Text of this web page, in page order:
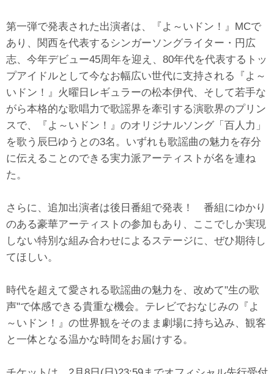
第一弾で発表された出演者は、『よ～いドン！』MCで
あり、関西を代表するシンガーソングライター・円広
志、今年デビュー45周年を迎え、80年代を代表するトッ
プアイドルとして今なお幅広い世代に支持される『よ～
いドン！』火曜日レギュラーの松本伊代、そして若手な
がら本格的な歌唱力で歌謡界を牽引する演歌界のプリン
スで、『よ～いドン！』のオリジナルソング「百人力」
を歌う辰巳ゆうとの3名。いずれも歌謡曲の魅力を存分
に伝えることのできる実力派アーティストが名を連ね
た。
さらに、追加出演者は後日番組で発表！ 番組にゆかり
のある豪華アーティストの参加もあり、ここでしか実現
しない特別な組み合わせによるステージに、ぜひ期待し
てほしい。
時代を超えて愛される歌謡曲の魅力を、改めて"生の歌
声"で体感できる貴重な機会。テレビでおなじみの『よ
～いドン！』の世界観をそのまま劇場に持ち込み、観客
と一体となる温かな時間をお届けする。